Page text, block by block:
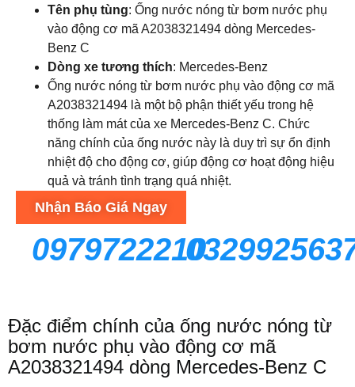
Tên phụ tùng: Ống nước nóng từ bơm nước phụ
vào động cơ mã A2038321494 dòng Mercedes-
Benz C
Dòng xe tương thích: Mercedes-Benz
Ống nước nóng từ bơm nước phụ vào động cơ mã
A2038321494 là một bộ phận thiết yếu trong hệ
thống làm mát của xe Mercedes-Benz C. Chức
năng chính của ống nước này là duy trì sự ổn định
nhiệt độ cho động cơ, giúp động cơ hoạt động hiệu
quả và tránh tình trạng quá nhiệt.
Nhận Báo Giá Ngay
0979722210
Đặc điểm chính của ống nước nóng từ
bơm nước phụ vào động cơ mã
A2038321494 dòng Mercedes-Benz C